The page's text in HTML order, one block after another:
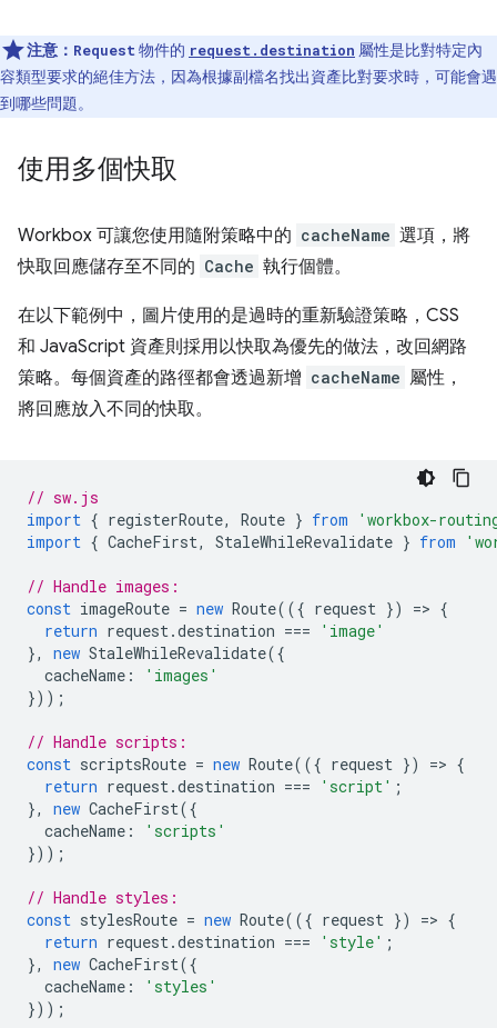
注意： Request 物件的 request.destination 屬性是比對特定內
容類型要求的絕佳方法，因為根據副檔名找出資產比對要求時，可能會遇
到哪些問題。
使用多個快取
Workbox 可讓您使用隨附策略中的 cacheName 選項，將
快取回應儲存至不同的 Cache 執行個體。
在以下範例中，圖片使用的是過時的重新驗證策略，CSS
和 JavaScript 資產則採用以快取為優先的做法，改回網路
策略。每個資產的路徑都會透過新增 cacheName 屬性，
將回應放入不同的快取。
// sw.js
import { registerRoute, Route } from
'workbox-
import { CacheFirst, StaleWhileRevalidate } from
// Handle images:
const imageRoute = new Route(({ request }) => {
return request.destination ===
'image'
},
new StaleWhileRevalidate({
cacheName :
'images'
}));
// Handle scripts:
const scriptsRoute = new Route(({ request }) => {
return request.destination === 'script' ;
},
new CacheFirst({
cacheName :
'scripts'
}));
// Handle styles:
const stylesRoute = new Route(({ request }) => {
return request.destination === 'style' ;
},
new CacheFirst({
cacheName :
'styles'
}));